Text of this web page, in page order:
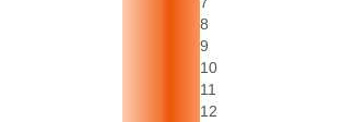
8
9
10
11
12